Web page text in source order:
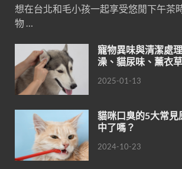
想在台北和毛小孩一起享受悠閒下午茶
物 …
寵物異味與清潔處
澡、貓尿味、薰衣
2025-01-13
貓咪口臭的5大常見
中了嗎？
2024-10-23